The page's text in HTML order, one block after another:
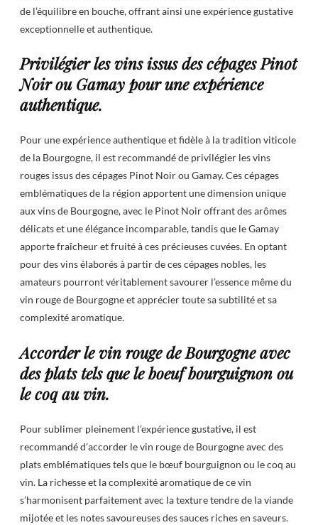
de l’équilibre en bouche, offrant ainsi une expérience gustative
exceptionnelle et authentique.
Privilégier les vins issus des cépages Pinot
Noir ou Gamay pour une expérience
authentique.
Pour une expérience authentique et fidèle à la tradition viticole
de la Bourgogne, il est recommandé de privilégier les vins
rouges issus des cépages Pinot Noir ou Gamay. Ces cépages
emblématiques de la région apportent une dimension unique
aux vins de Bourgogne, avec le Pinot Noir offrant des arômes
délicats et une élégance incomparable, tandis que le Gamay
apporte fraîcheur et fruité à ces précieuses cuvées. En optant
pour des vins élaborés à partir de ces cépages nobles, les
amateurs pourront véritablement savourer l’essence même du
vin rouge de Bourgogne et apprécier toute sa subtilité et sa
complexité aromatique.
Accorder le vin rouge de Bourgogne avec
des plats tels que le boeuf bourguignon ou
le coq au vin.
Pour sublimer pleinement l’expérience gustative, il est
recommandé d’accorder le vin rouge de Bourgogne avec des
plats emblématiques tels que le bœuf bourguignon ou le coq au
vin. La richesse et la complexité aromatique de ce vin
s’harmonisent parfaitement avec la texture tendre de la viande
mijotée et les notes savoureuses des sauces riches en saveurs.